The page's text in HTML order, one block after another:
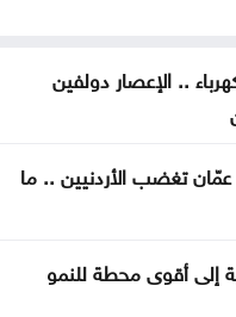
وبموت فيك
لمجهولين
الأردنية غداً
تصل إلى مطار دير
.. الإعصار دولفين
تغضب الأردنيين .. ما
إلى أقوى محطة للنمو